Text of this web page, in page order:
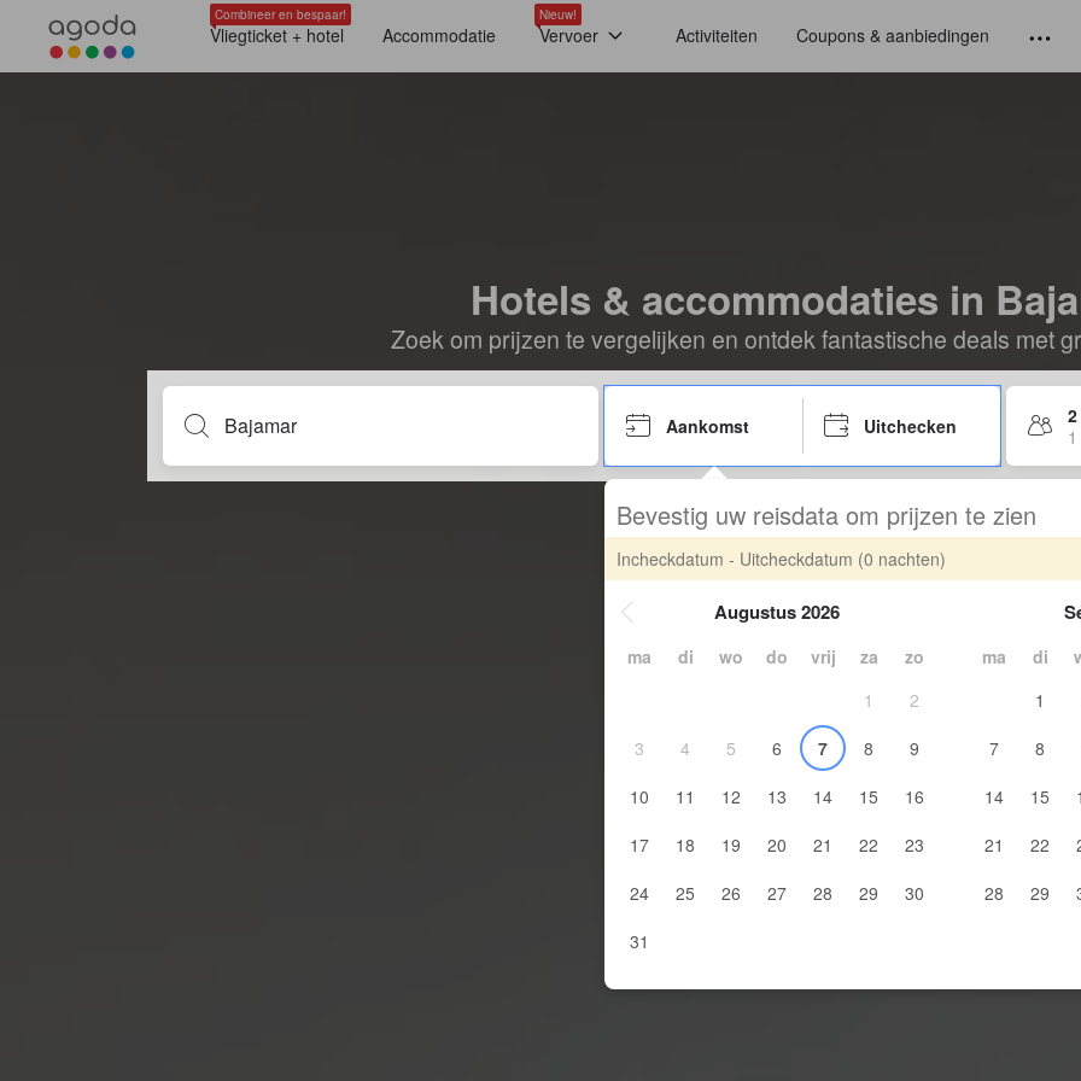
Combineer en bespaar!
Vliegticket + hotel Accommodatie
Nieuw!
Vervoer Activiteiten Coupons & aanbiedingen
Hotels & accommodaties in
Zoek om prijzen te vergelijken en ontdek fantastische deals met
Aankomst Uitchecken
Bevestig uw reisdata om prijzen te zien
Incheckdatum - Uitcheckdatum (0 nachten)
Augustus 2026
ma di wo do vrij za
zo
1
2
3
4 5 6 7 8
9
10
11 12 13 14 15
16
17
18 19 20 21 22
23
24
25 26 27 28 29
30
31
ma di
1
7
8
14
15
21
22
28
29